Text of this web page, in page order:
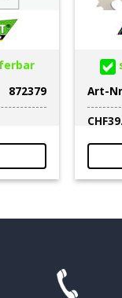
872379
Art-
CHF